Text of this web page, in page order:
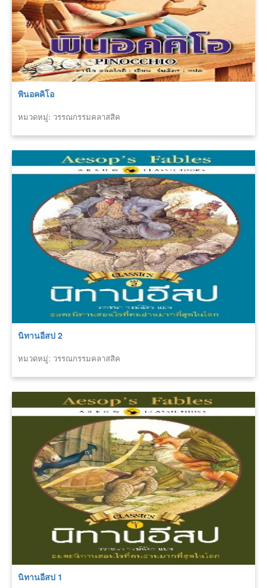
พินอคคิโอ
หมวดหมู่: วรรณกรรมคลาสสิค
นิทานอีสป 2
หมวดหมู่: วรรณกรรมคลาสสิค
นิทานอีสป 1